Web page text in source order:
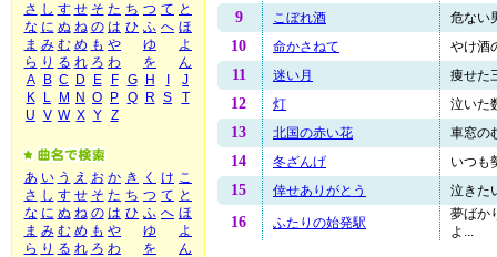
さ し す せ そ た ち つ て と
な に ぬ ね の は ひ ふ へ ほ
ま み む め も や ゆ
よ
ら り る れ ろ わ を
ん
A
B C D E F G H
J
K
L M N O P Q R S
T
U V W X Y Z
あ い う え お か き く け こ
さ し す せ そ た ち つ て と
な に ぬ ね の は ひ ふ へ ほ
ま み む め も や ゆ
よ
ら り る れ ろ わ を
ん
9 こぼれ酒 危ない
10 命かさねて やけ酒
11 迷い月 痩せた
12 灯 泣いた
13 北国の赤い花 車窓の
14 冬ざんげ いつも
15 倖せありがとう 泣きた
16 ふたりの始発駅
夢ばか
よ...